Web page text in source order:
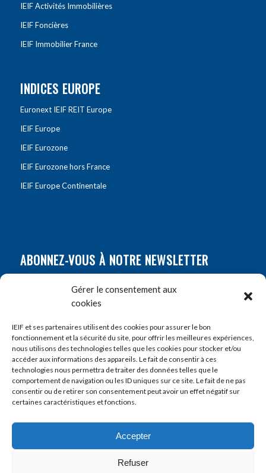
Gérer le consentement aux
cookies
IEIF et ses partenaires utilisent des cookies pour assurer le bon
fonctionnement et la sécurité du site, pour offrir les meilleures expériences,
nous utilisons des technologies telles que les cookies pour stocker et/ou
accéder aux informations des appareils. Le fait de consentir à ces
technologies nous permettra de traiter des données telles que le
comportement de navigation ou les ID uniques sur ce site. Le fait de ne pas
consentir ou de retirer son consentement peut avoir un effet négatif sur
certaines caractéristiques et fonctions.
Accepter
Refuser
IEIF Activités Immobilières
IEIF Foncières
IEIF Immobilier France
INDICES EUROPE
Euronext IEIF REIT Europe
IEIF Europe
IEIF Eurozone
IEIF Eurozone hors France
IEIF Europe Continentale
ABONNEZ-VOUS À NOTRE NEWSLETTER
Prénom*
E-mail*